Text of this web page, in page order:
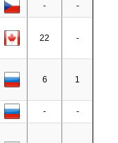
- -
22 -
6 1
- -